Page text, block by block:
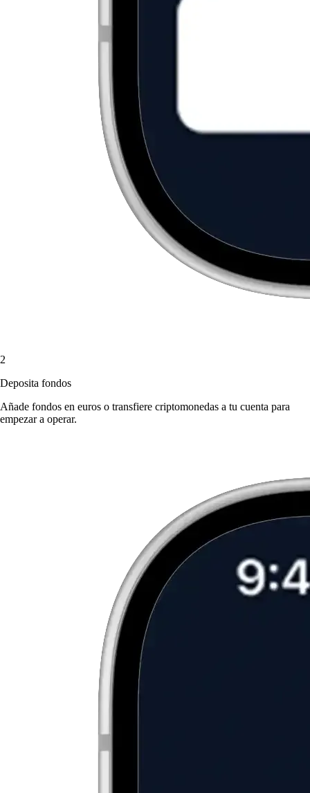
2
Deposita fondos
Añade fondos en euros o transfiere criptomonedas a tu cuenta para
empezar a operar.